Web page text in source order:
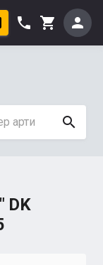
phone shopping_cart person
search
DK